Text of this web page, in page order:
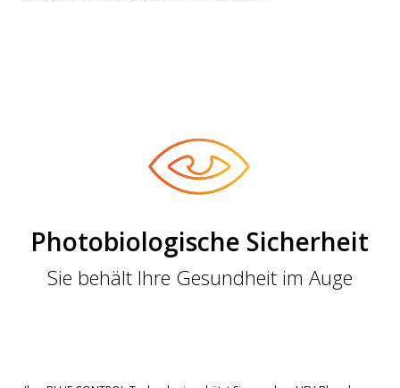
Photobiologische Sicherheit
Sie behält Ihre Gesundheit im Auge